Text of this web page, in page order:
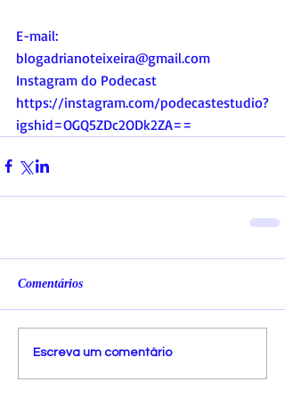
E-mail:
blogadrianoteixeira@gmail.com
Instagram do Podecast
https://instagram.com/podecastestudio?
igshid=OGQ5ZDc2ODk2ZA==
Comentários
Escreva um comentário